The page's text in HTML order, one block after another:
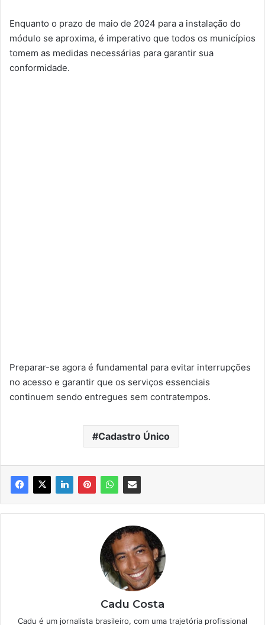
Enquanto o prazo de maio de 2024 para a instalação do
módulo se aproxima, é imperativo que todos os municípios
tomem as medidas necessárias para garantir sua
conformidade.
Preparar-se agora é fundamental para evitar interrupções
no acesso e garantir que os serviços essenciais
continuem sendo entregues sem contratempos.
Cadastro Único
Cadu Costa
Cadu é um jornalista brasileiro, com uma trajetória profissional